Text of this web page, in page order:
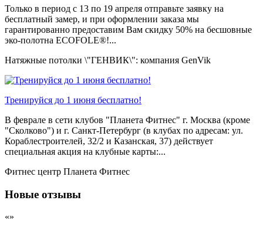
Только в период c 13 по 19 апреля отправьте заявку на
бесплатный замер, и при оформлении заказа мы
гарантированно предоставим Вам скидку 50% на бесшовные
эко-полотна ECOFOLE®!...
Натяжные потолки \"ГЕНВИК\": компания GenVik
Тренируйся до 1 июня бесплатно!
В феврале в сети клубов "Планета Фитнес" г. Москва (кроме
"Сколково") и г. Санкт-Петербург (в клубах по адресам: ул.
Кораблестроителей, 32/2 и Казанская, 37) действует
специальная акция на клубные карты:...
Фитнес центр Планета Фитнес
Новые отзывы
«»